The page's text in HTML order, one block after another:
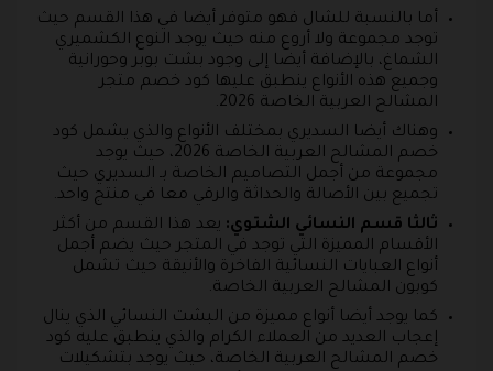
أما بالنسبة للشال فهو متوفر أيضا في هذا القسم حيث
توجد مجموعة ولا أروع منه حيث يوجد النوع الكشميري
الشماغ، بالإضافة أيضا إلى وجود بشت بوبر وحورانية
وجميع هذه الأنواع ينطبق عليها كود خصم متجر
المشالح العربية الخاصة 2026.
وهناك أيضا السديري بمختلف الأنواع والذي يشمل كود
خصم المشالح العربية الخاصة 2026، حيث يوجد
مجموعة من أجمل التصاميم الخاصة بـ السديري حيث
تجميع بين الأصالة والحداثة والرقي معا في منتج واحد.
ثالثا قسم النسائي الشتوي: يعد هذا القسم من أكثر
الأقسام المميزة التي توجد في المتجر حيث يضم أجمل
أنواع العبايات النسائية الفاخرة والأنيقة حيث تشمل
كوبون المشالح العربية الخاصة.
كما يوجد أيضا أنواع مميزة من البشت النسائي الذي ينال
إعجاب العديد من العملاء الكرام والذي ينطبق عليه كود
خصم المشالح العربية الخاصة، حيث يوجد بتشكيلات